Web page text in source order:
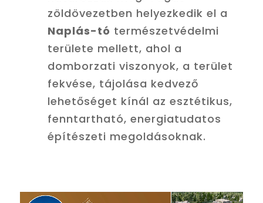
zöldövezetben helyezkedik el a
Naplás-tó természetvédelmi
területe mellett, ahol a
domborzati viszonyok, a terület
fekvése, tájolása kedvező
lehetőséget kínál az esztétikus,
fenntartható, energiatudatos
építészeti megoldásoknak.